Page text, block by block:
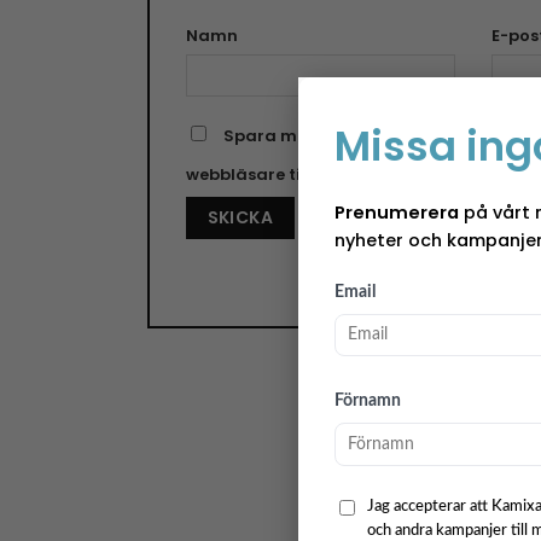
Missa
Prenumerera på vårt
nyheter och
Email
Förnamn
Jag accepterar att
och andra kampanjer till
Namn E-
Spara mitt namn, min e-postadress
webbläsare till nästa gång jag skriver en